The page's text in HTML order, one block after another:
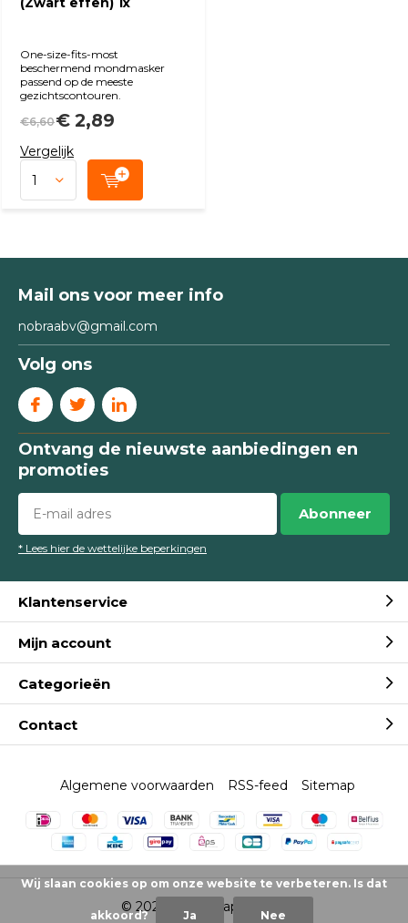
One-size-fits-most
beschermend mondmasker
passend op de meeste
gezichtscontouren.
€6,60€ 2,89
Vergelijk
Mail ons voor meer info
nobraabv@gmail.com
Volg ons
Ontvang de nieuwste aanbiedingen en
promoties
Abonneer
* Lees hier de wettelijke beperkingen
Klantenservice
Mijn account
Categorieën
Contact
© 2026 - Mondkapjes.nl
Algemene voorwaarden RSS-feed Sitemap
Wij slaan cookies op om onze website te verbeteren. Is dat
akkoord? Ja Nee